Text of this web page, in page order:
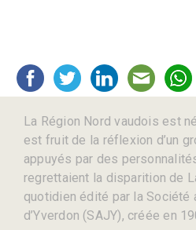
La Région Nord vaudois est
est fruit de la réflexion d’un
appuyés par des
regrettaient la disparition de
quotidien édité par la Société
d’Yverdon (SAJY), créée en